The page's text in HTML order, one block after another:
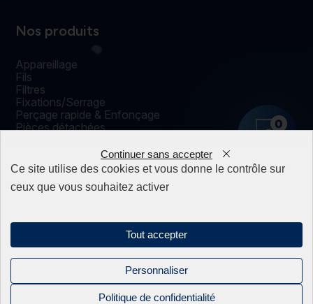
0
Nos produits
Appareillage
Fils
Filtres
Fixations/Serrage
Perçage rapide & Enfonçage
Pièces détachées
Politique de confidentialité
Instagram
Ce site utilise des cookies et vous donne le contrôle sur
ceux que vous souhaitez activer
Tout accepter
Continuer sans accepter
Personnaliser
Politique de confidentialité